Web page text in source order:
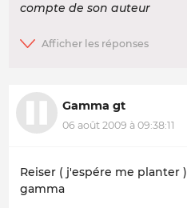
compte de son auteur
Gamma gt
06 août 2009 à 09:38:11
Reiser ( j'espére me planter )
gamma